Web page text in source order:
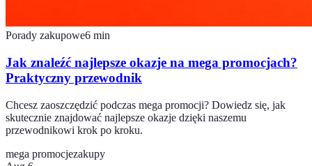
Porady zakupowe6 min
Jak znaleźć najlepsze okazje na mega promocjach?
Praktyczny przewodnik
Chcesz zaoszczędzić podczas mega promocji? Dowiedz się, jak
skutecznie znajdować najlepsze okazje dzięki naszemu
przewodnikowi krok po kroku.
mega promocjezakupy